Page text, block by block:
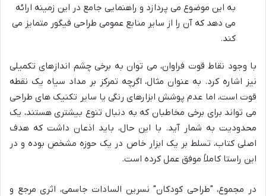
به این موضوع می پردازد و راهنمایی جامع در این زمینه ارائه
می دهد که آن را از سایر منابع عمومی طراحی فیگور متمایز می
کند.
با وجود نقاط قوت فراوان، می توان به برخی چشم اندازهای تکمیلی
نیز اشاره کرد. به عنوان مثال، اگرچه تمرکز بر مداد سیاه یک نقطه
قوت است، اما عدم پوشش ابزارهای رنگی یا سایر تکنیک های طراحی
می تواند برای برخی مخاطبان که به دنبال تنوع بیشتری هستند، یک
محدودیت به شمار آید. با این حال، باید اذعان داشت که هدف
اصلی کتاب، تسلط بر یک ابزار خاص در یک حوزه مشخص بوده و در
این راستا کاملاً موفق عمل کرده است.
در مجموع، "طراحی کودکان" نسرین السادات جاسمی، اثری مرجع و